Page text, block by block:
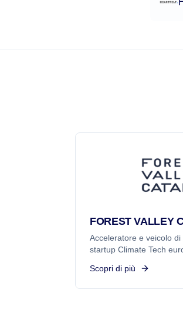
FOREST VALLEY
Acceleratore e veicolo
startup Climate Tech
Scopri di più